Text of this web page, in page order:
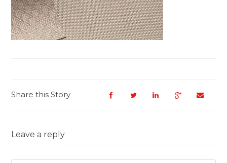
Share this Story
Leave a reply